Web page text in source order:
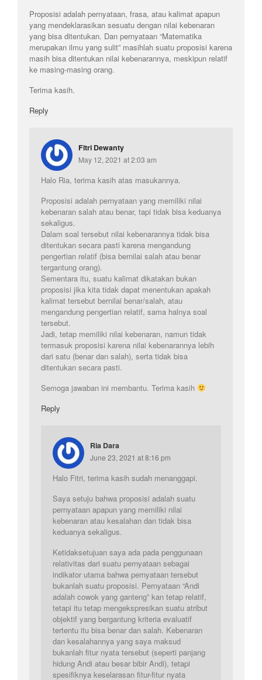
Proposisi adalah pernyataan, frasa, atau kalimat apapun
yang mendeklarasikan sesuatu dengan nilai kebenaran
yang bisa ditentukan. Dan pernyataan “Matematika
merupakan ilmu yang sulit” masihlah suatu proposisi karena
masih bisa ditentukan nilai kebenarannya, meskipun relatif
ke masing-masing orang.
Terima kasih.
Reply
Fitri Dewanty
May 12, 2021 at 2:03 am
Halo Ria, terima kasih atas masukannya.
Proposisi adalah pernyataan yang memiliki nilai
kebenaran salah atau benar, tapi tidak bisa keduanya
sekaligus.
Dalam soal tersebut nilai kebenarannya tidak bisa
ditentukan secara pasti karena mengandung
pengertian relatif (bisa bernilai salah atau benar
tergantung orang).
Sementara itu, suatu kalimat dikatakan bukan
proposisi jika kita tidak dapat menentukan apakah
kalimat tersebut bernilai benar/salah, atau
mengandung pengertian relatif, sama halnya soal
tersebut.
Jadi, tetap memiliki nilai kebenaran, namun tidak
termasuk proposisi karena nilai kebenarannya lebih
dari satu (benar dan salah), serta tidak bisa
ditentukan secara pasti.
Semoga jawaban ini membantu. Terima kasih
Reply
Ria Dara
June 23, 2021 at 8:16 pm
Halo Fitri, terima kasih sudah menanggapi.
Saya setuju bahwa proposisi adalah suatu
pernyataan apapun yang memiliki nilai
kebenaran atau kesalahan dan tidak bisa
keduanya sekaligus.
Ketidaksetujuan saya ada pada penggunaan
relativitas dari suatu pernyataan sebagai
indikator utama bahwa pernyataan tersebut
bukanlah suatu proposisi. Pernyataan “Andi
adalah cowok yang ganteng” kan tetap relatif,
tetapi itu tetap mengekspresikan suatu atribut
objektif yang bergantung kriteria evaluatif
tertentu itu bisa benar dan salah. Kebenaran
dan kesalahannya yang saya maksud
bukanlah fitur nyata tersebut (seperti panjang
hidung Andi atau besar bibir Andi), tetapi
spesifiknya keselarasan fitur-fitur nyata